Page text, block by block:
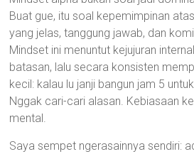
Buat gue, itu soal kepemimpinan
yang jelas, tanggung jawab, dan
Mindset ini menuntut kejujuran
batasan, lalu secara konsisten
kecil: kalau lu janji bangun jam 5
Nggak cari-cari alasan. Kebiasaan
mental.
Saya sempet ngerasainnya sendiri: